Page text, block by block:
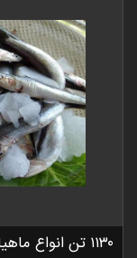
۱۱۳۰ تن انواع ماهیان کیلکا از دریای خزر صید شد